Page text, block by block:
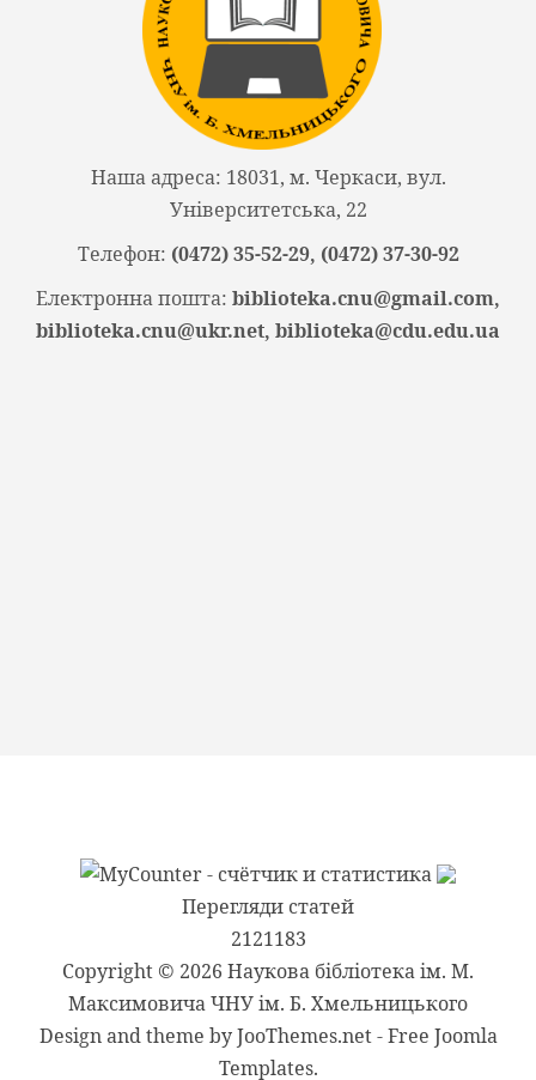
Наша адреса: 18031, м. Черкаси, вул.
Університетська, 22
Телефон: (0472) 35-52-29, (0472) 37-30-92
Електронна пошта: biblioteka.cnu@gmail.com,
biblioteka.cnu@ukr.net, biblioteka@cdu.edu.ua
Перегляди статей
2121183
Copyright © 2026 Наукова бібліотека ім. М.
Максимовича ЧНУ ім. Б. Хмельницького
Design and theme by JooThemes.net -Free Joomla
Templates.